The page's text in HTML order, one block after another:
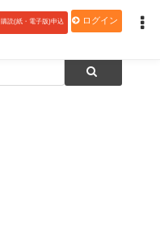
購読(紙・電子版)申込 ログイン